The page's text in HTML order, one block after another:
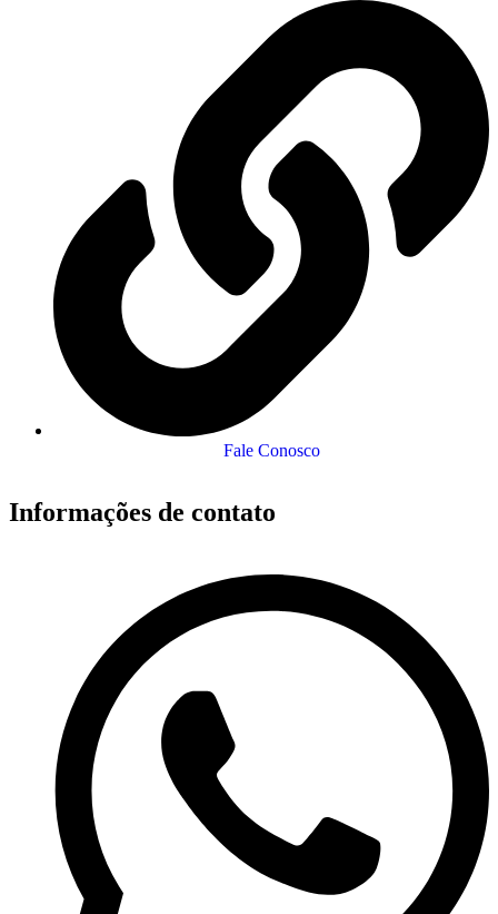
Fale Conosco
Informações de contato